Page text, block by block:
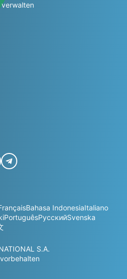
Bahasa IndonesiaItaliano
PortuguêsРусскийSvenska
S.A.